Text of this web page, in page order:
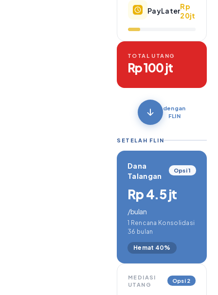
PayLater
Rp
20jt
TOTAL UTANG
Rp 100 jt
dengan
FLIN
SETELAH FLIN
Dana
Talangan
Opsi 1
Rp 4.5 jt
/bulan
1 Rencana Konsolidasi
36 bulan
Hemat 40%
MEDIASI
UTANG
Opsi 2